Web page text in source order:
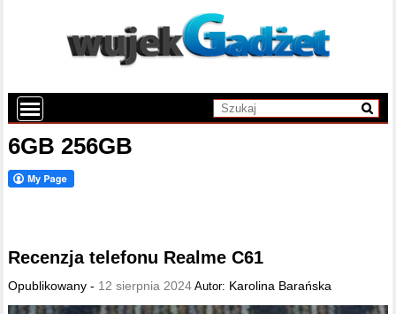
6GB 256GB
Recenzja telefonu Realme C61
Opublikowany - 12 sierpnia 2024 Autor: Karolina Barańska